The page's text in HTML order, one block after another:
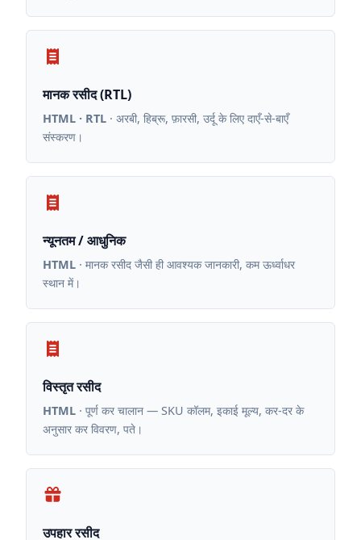
मानक रसीद (RTL)
HTML · RTL · अरबी, हिब्रू, फ़ारसी, उर्दू के लिए दाएँ-से-बाएँ
संस्करण।
न्यूनतम / आधुनिक
HTML · मानक रसीद जैसी ही आवश्यक जानकारी, कम ऊर्ध्वाधर
स्थान में।
विस्तृत रसीद
HTML · पूर्ण कर चालान — SKU कॉलम, इकाई मूल्य, कर-दर के
अनुसार कर विवरण, पते।
उपहार रसीद